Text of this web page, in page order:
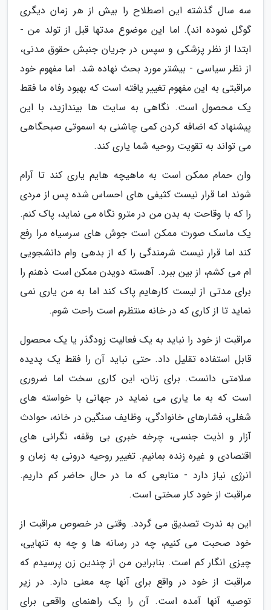
سه سال گذشته این اصطلاح را بیش از هر زمان دیگری
گوگل نموده اند). اما این موضوع مدتها قبل از تولد من -
ابتدا از نظر پزشکی و سپس در جریان جنبش حقوق مدنی،
از نظر سیاسی - بیشتر مورد بحث نهاده شد. اما مفهوم خود
مراقبتی به این مفهوم تغییر یافته است که بهبود رفاه ما فقط
یک محصول است. نگاهی به سایت ها بیندازید، با این
پیشنهاد که اضافه کردن کمی چاشنی به اسموتی صبحگاهی
می تواند به تقویت روحیه شما یاری کند.
وان حمام ممکن است به ماهیچه هایم یاری کند تا آرام
شوند اما قرار نیست کثیفی های احساس شده پس از مردی
را که با وقاحت به بدن من در مترو نگاه می نماید، پاک کنم.
یک ماسک صورت ممکن است جوش های سرسیاه مرا رفع
کند اما قرار نیست شرمندگی را که از بدهی وام دانشجویی
ام می کشم، از بین ببرد. آهسته دویدن ممکن است ذهنم را
برای مدتی از لیست کارهایم پاک کند اما به من یاری نمی
نماید تا از کاری که در خانه منتظرم است راحت شوم.
مراقبت از خود را نباید به یک فعالیت زودگذر یا یک محصول
قابل استفاده تقلیل داد. حتی نباید آن را فقط یک پدیده
سلامتی دانست. برای زنان، این کاری سخت اما ضروری
است که به ما یاری می نماید در جهانی با خواسته های
شغلی، فشارهای خانوادگی، وظایف سنگین در خانه، حوادث
آزار و اذیت جنسی، چرخه خبری بی وقفه، نگرانی های
اقتصادی و غیره زنده بمانیم. تغییر روحیه درونی به زمان و
انرژی نیاز دارد - منابعی که ما در حال حاضر کم داریم.
مراقبت از خود کار سختی است.
این به ندرت تصدیق می گردد. وقتی در خصوص مراقبت از
خود صحبت می کنیم، چه در رسانه ها و چه به تنهایی،
چیزی انگار کم است. بنابراین من از چندین زن پرسیدم که
مراقبت از خود در واقع برای آنها چه معنی دارد. در زیر
توصیه آنها آمده است. آن را یک راهنمای واقعی برای